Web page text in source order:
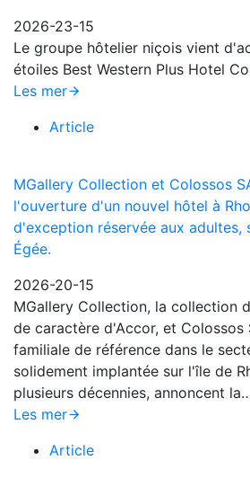
2026-23-15
Le groupe hôtelier niçois vient
étoiles Best Western Plus Hotel
Les mer
Article
MGallery Collection et Colossos
l'ouverture d'un nouvel hôtel à
d'exception réservée aux adultes,
Égée.
2026-20-15
MGallery Collection, la collection
de caractère d'Accor, et Colossos
familiale de référence dans le
solidement implantée sur l'île de
plusieurs décennies, annoncent
Les mer
Article